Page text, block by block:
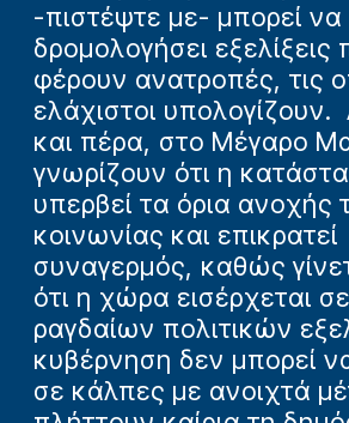
-πιστέψτε με- μπορεί να
δρομολογήσει εξελίξεις
φέρουν ανατροπές, τις
ελάχιστοι υπολογίζουν.
και πέρα, στο Μέγαρο
γνωρίζουν ότι η
υπερβεί τα όρια ανοχής
κοινωνίας και επικρατεί
συναγερμός, καθώς
ότι η χώρα εισέρχεται
ραγδαίων πολιτικών
κυβέρνηση δεν μπορεί
σε κάλπες με ανοιχτά